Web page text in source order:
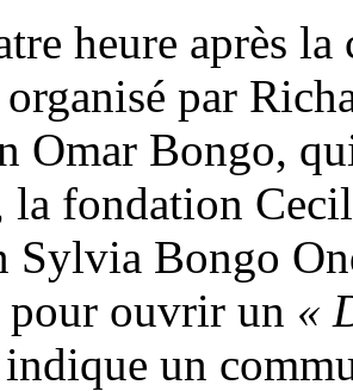
heure après
par
Omar Bongo,
la fondation
Sylvia Bongo
pour ouvrir un «
un